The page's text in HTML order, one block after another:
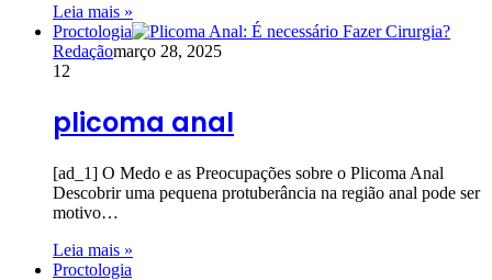
Leia mais »
Proctologia
Redaçãomarço 28, 2025
12
plicoma anal
[ad_1] O Medo e as Preocupações sobre o Plicoma Anal
Descobrir uma pequena protuberância na região anal pode ser
motivo…
Leia mais »
Proctologia